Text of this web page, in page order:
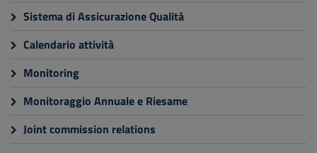
Footer
Sistema di Assicurazione Qualità
Calendario attività
Monitoring
Monitoraggio Annuale e Riesame
Joint commission relations